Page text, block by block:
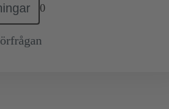
0